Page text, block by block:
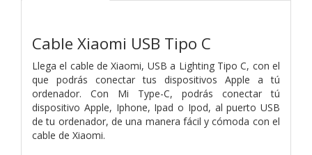
Cable Xiaomi USB Tipo C
Llega el cable de Xiaomi, USB a Lighting Tipo C, con el
que podrás conectar tus dispositivos Apple a tú
ordenador. Con Mi Type-C, podrás conectar tú
dispositivo Apple, Iphone, Ipad o Ipod, al puerto USB
de tu ordenador, de una manera fácil y cómoda con el
cable de Xiaomi.